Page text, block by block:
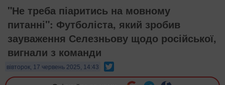
"Не треба піаритись на мовному
питанні": Футболіста, який зробив
зауваження Селезньову щодо російської,
вигнали з команди
вівторок, 17 червень 2025, 14:43